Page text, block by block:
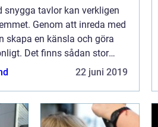
snygga tavlor kan verkligen
Genom att inreda med
skapa en känsla och göra
Det finns sådan stor
tavlor att man enkelt kan
22 juni 2019